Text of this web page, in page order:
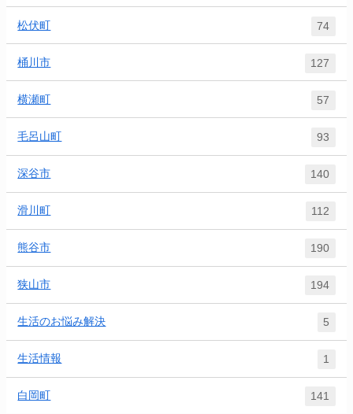
松伏町 74
桶川市 127
横瀬町 57
毛呂山町 93
深谷市 140
滑川町 112
熊谷市 190
狭山市 194
生活のお悩み解決 5
生活情報 1
白岡町 141